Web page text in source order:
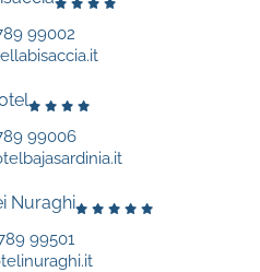
99002
99006
Nuraghi
99501